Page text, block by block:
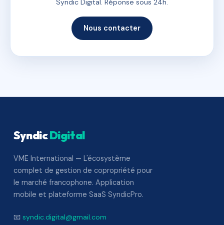
Syndic Digital. Réponse sous 24h.
Nous contacter
SyndicDigital
VME International — L'écosystème
complet de gestion de copropriété pour
le marché francophone. Application
mobile et plateforme SaaS SyndicPro.
📧 syndic.digital@gmail.com